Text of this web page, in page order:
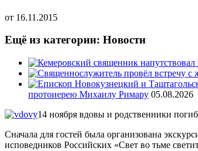
от 16.11.2015
Ещё из категории: Новости
протоиерею Михаилу Римару 05.08.2026
14 ноября вдовы и родственники
Сначала для гостей была организована
исповедников Российских «Свет во тьме